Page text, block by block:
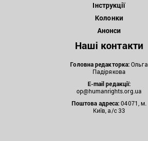
Інструкції
Колонки
Анонси
Наші контакти
Головна редакторка:Ольга
Падірякова
E-mail редакції:
op@humanrights.org.ua
Поштова адреса:04071, м.
Київ, а/с 33